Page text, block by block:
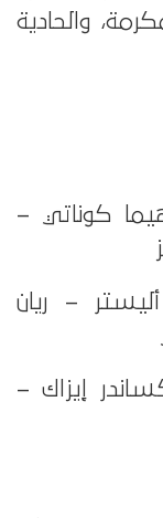
والحادية
كوناتي –
– ريان
إيزاك –